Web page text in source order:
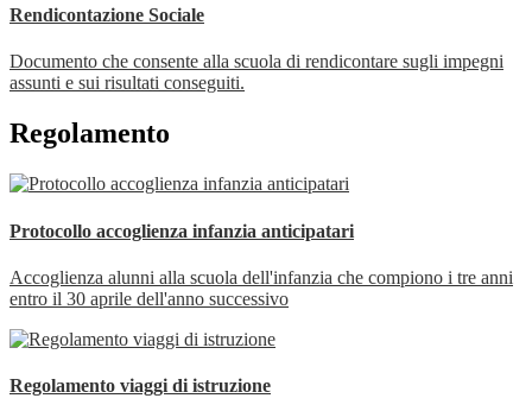
Rendicontazione Sociale
Documento che consente alla scuola di rendicontare sugli impegni
assunti e sui risultati conseguiti.
Regolamento
Protocollo accoglienza infanzia anticipatari
Accoglienza alunni alla scuola dell'infanzia che compiono i tre anni
entro il 30 aprile dell'anno successivo
Regolamento viaggi di istruzione